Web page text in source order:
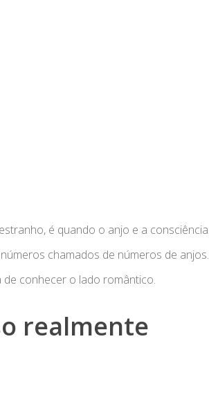
é quando o anjo e a consciência
chamados de números de anjos.
de conhecer o lado romântico.
realmente